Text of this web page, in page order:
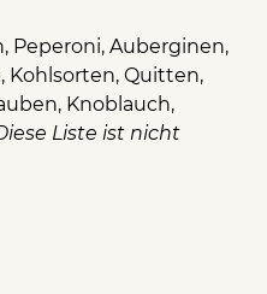
Peperoni, Auberginen,
Kohlsorten, Quitten,
Knoblauch,
Liste ist nicht